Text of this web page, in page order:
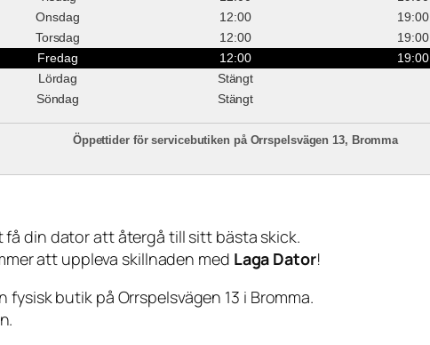
Onsdag
12:00
19:00
Torsdag
12:00
19:00
Fredag
12:00
19:00
Lördag
Stängt
Söndag
Stängt
Öppettider för servicebutiken på Orrspelsvägen 13, Bromma
din dator att återgå till sitt bästa skick.
att uppleva skillnaden med Laga Dator!
butik på Orrspelsvägen 13 i Bromma.